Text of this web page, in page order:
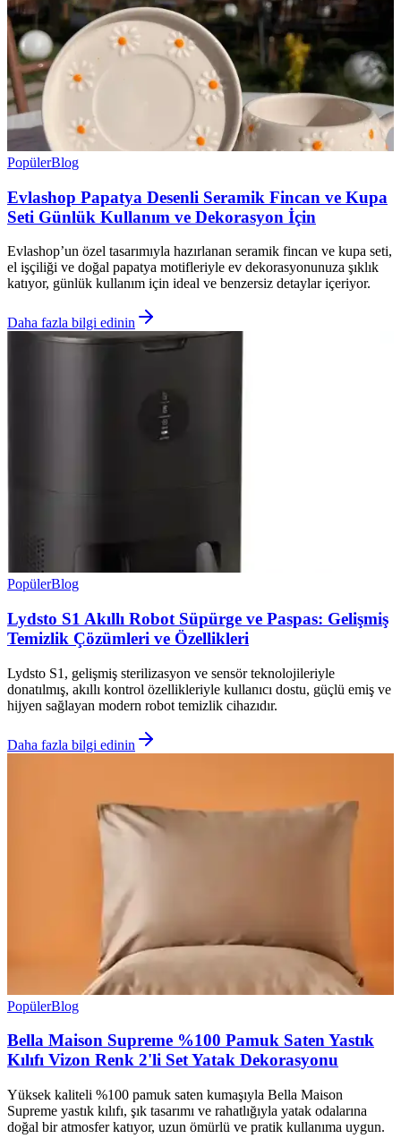
PopülerBlog
Evlashop Papatya Desenli Seramik Fincan ve Kupa
Seti Günlük Kullanım ve Dekorasyon İçin
Evlashop’un özel tasarımıyla hazırlanan seramik fincan ve kupa seti,
el işçiliği ve doğal papatya motifleriyle ev dekorasyonunuza şıklık
katıyor, günlük kullanım için ideal ve benzersiz detaylar içeriyor.
Daha fazla bilgi edinin
PopülerBlog
Lydsto S1 Akıllı Robot Süpürge ve Paspas: Gelişmiş
Temizlik Çözümleri ve Özellikleri
Lydsto S1, gelişmiş sterilizasyon ve sensör teknolojileriyle
donatılmış, akıllı kontrol özellikleriyle kullanıcı dostu, güçlü emiş ve
hijyen sağlayan modern robot temizlik cihazıdır.
Daha fazla bilgi edinin
PopülerBlog
Bella Maison Supreme %100 Pamuk Saten Yastık
Kılıfı Vizon Renk 2'li Set Yatak Dekorasyonu
Yüksek kaliteli %100 pamuk saten kumaşıyla Bella Maison
Supreme yastık kılıfı, şık tasarımı ve rahatlığıyla yatak odalarına
doğal bir atmosfer katıyor, uzun ömürlü ve pratik kullanıma uygun.